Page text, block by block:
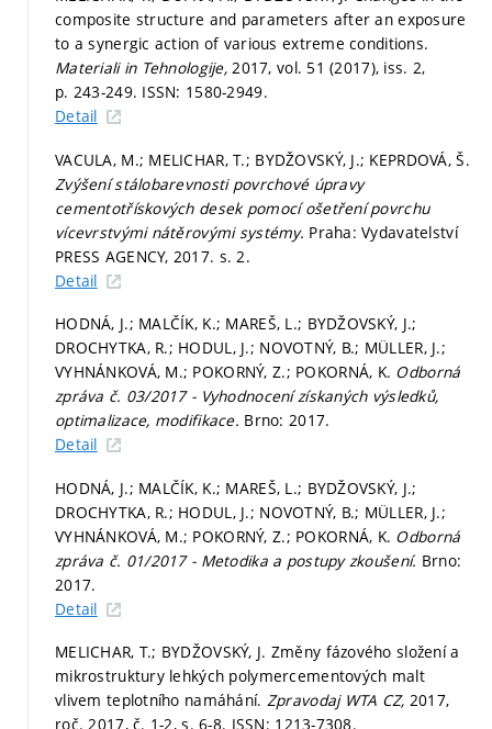
composite structure and parameters after an exposure
to a synergic action of various extreme conditions.
Materiali in Tehnologije,2017, vol. 51 (2017), iss. 2,
p. 243-249. ISSN: 1580-2949.
Detail
VACULA, M.; MELICHAR, T.; BYDŽOVSKÝ, J.; KEPRDOVÁ, Š.
Zvýšení stálobarevnosti povrchové úpravy
cementotřískových desek pomocí ošetření povrchu
vícevrstvými nátěrovými systémy. Praha: Vydavatelství
PRESS AGENCY, 2017. s. 2.
Detail
HODNÁ, J.; MALČÍK, K.; MAREŠ, L.; BYDŽOVSKÝ, J.;
DROCHYTKA, R.; HODUL, J.; NOVOTNÝ, B.; MÜLLER, J.;
VYHNÁNKOVÁ, M.; POKORNÝ, Z.; POKORNÁ, K. Odborná
zpráva č. 03/2017 - Vyhodnocení získaných výsledků,
optimalizace, modifikace. Brno: 2017.
Detail
HODNÁ, J.; MALČÍK, K.; MAREŠ, L.; BYDŽOVSKÝ, J.;
DROCHYTKA, R.; HODUL, J.; NOVOTNÝ, B.; MÜLLER, J.;
VYHNÁNKOVÁ, M.; POKORNÝ, Z.; POKORNÁ, K. Odborná
zpráva č. 01/2017 - Metodika a postupy zkoušení. Brno:
2017.
Detail
MELICHAR, T.; BYDŽOVSKÝ, J. Změny fázového složení a
mikrostruktury lehkých polymercementových malt
vlivem teplotního namáhání. Zpravodaj WTA CZ, 2017,
roč. 2017, č. 1-2,s. 6-8. ISSN: 1213-7308.